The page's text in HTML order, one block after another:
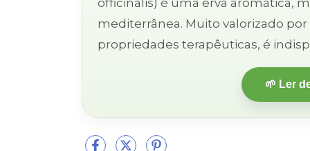
mediterrânea. Muito valorizado
propriedades terapêuticas, é
🌱 Ler